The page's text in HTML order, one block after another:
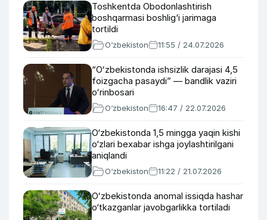
Toshkentda Obodonlashtirish
boshqarmasi boshlig‘i jarimaga
tortildi
O‘zbekiston 11:55 / 24.07.2026
“Oʻzbekistonda ishsizlik darajasi 4,5
foizgacha pasaydi” — bandlik vaziri
oʻrinbosari
O‘zbekiston 16:47 / 22.07.2026
O‘zbekistonda 1,5 mingga yaqin kishi
o‘zlari bexabar ishga joylashtirilgani
aniqlandi
O‘zbekiston 11:22 / 21.07.2026
Oʻzbekistonda anomal issiqda hashar
o‘tkazganlar javobgarlikka tortiladi